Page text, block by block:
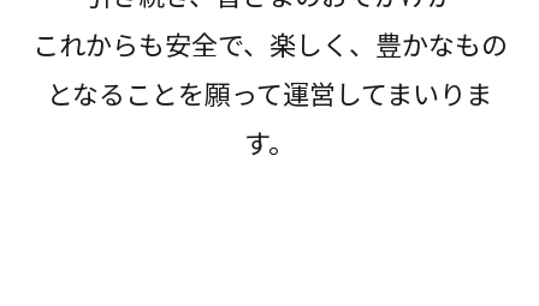
これからも安全で、楽しく、豊かなもの
となることを願って運営してまいりま
す。